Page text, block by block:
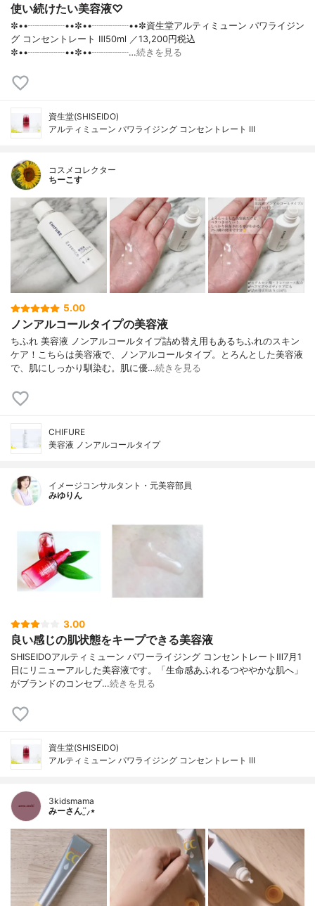
使い続けたい美容液♡
✼••┈┈┈┈••✼••┈┈┈┈••✼資生堂アルティミューン パワライジン
グ コンセントレート Ⅲ50ml ／13,200円税込
✼••┈┈┈┈••✼••┈┈┈┈…続きを見る
資生堂(SHISEIDO)
アルティミューン パワライジング コンセントレート III
コスメコレクター
ちーこす
5.00
ノンアルコールタイプの美容液
ちふれ 美容液 ノンアルコールタイプ詰め替え用もあるちふれのスキン
ケア！こちらは美容液で、ノンアルコールタイプ。とろんとした美容液
で、肌にしっかり馴染む。肌に優…続きを見る
CHIFURE
美容液 ノンアルコールタイプ
イメージコンサルタント・元美容部員
みゆりん
3.00
良い感じの肌状態をキープできる美容液
SHISEIDOアルティミューン パワーライジング コンセントレートⅢ7月1
日にリニューアルした美容液です。「生命感あふれるつややかな肌へ」
がブランドのコンセプ…続きを見る
資生堂(SHISEIDO)
アルティミューン パワライジング コンセントレート III
3kidsmama
みーさん¨̮⸝⋆